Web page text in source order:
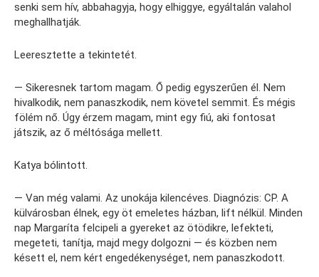
senki sem hív, abbahagyja, hogy elhiggye, egyáltalán valahol
meghallhatják.
Leeresztette a tekintetét.
— Sikeresnek tartom magam. Ő pedig egyszerűen él. Nem
hivalkodik, nem panaszkodik, nem követel semmit. És mégis
fölém nő. Úgy érzem magam, mint egy fiú, aki fontosat
játszik, az ő méltósága mellett.
Katya bólintott.
— Van még valami. Az unokája kilencéves. Diagnózis: CP. A
külvárosban élnek, egy öt emeletes házban, lift nélkül. Minden
nap Margaríta felcipeli a gyereket az ötödikre, lefekteti,
megeteti, tanítja, majd megy dolgozni — és közben nem
késett el, nem kért engedékenységet, nem panaszkodott.